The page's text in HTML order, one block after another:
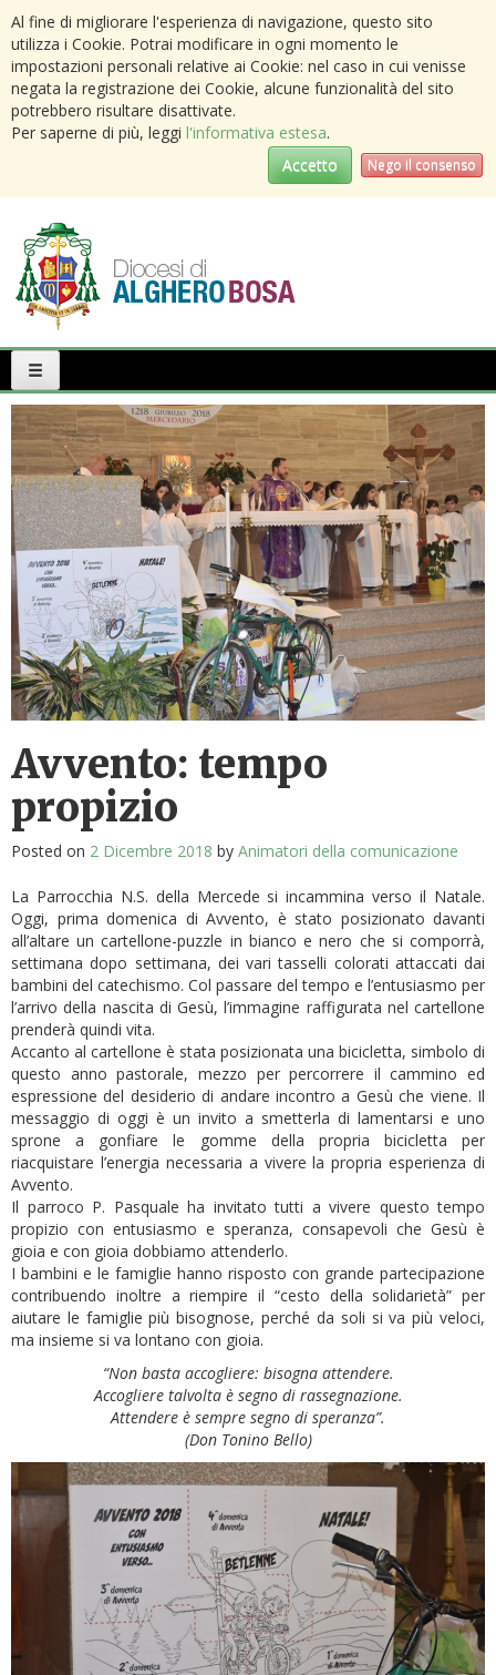
Al fine di migliorare l'esperienza di navigazione, questo sito
utilizza i Cookie. Potrai modificare in ogni momento le
impostazioni personali relative ai Cookie: nel caso in cui venisse
negata la registrazione dei Cookie, alcune funzionalità del sito
potrebbero risultare disattivate.
Per saperne di più, leggi l'informativa estesa.
Accetto
Nego il consenso
Menu
Avvento: tempo
propizio
Posted on 2 Dicembre 2018 by Animatori della comunicazione
La Parrocchia N.S. della Mercede si incammina verso il Natale.
Oggi, prima domenica di Avvento, è stato posizionato davanti
all’altare un cartellone-puzzle in bianco e nero che si comporrà,
settimana dopo settimana, dei vari tasselli colorati attaccati dai
bambini del catechismo. Col passare del tempo e l’entusiasmo per
l’arrivo della nascita di Gesù, l’immagine raffigurata nel cartellone
prenderà quindi vita.
Accanto al cartellone è stata posizionata una bicicletta, simbolo di
questo anno pastorale, mezzo per percorrere il cammino ed
espressione del desiderio di andare incontro a Gesù che viene. Il
messaggio di oggi è un invito a smetterla di lamentarsi e uno
sprone a gonfiare le gomme della propria bicicletta per
riacquistare l’energia necessaria a vivere la propria esperienza di
Avvento.
Il parroco P. Pasquale ha invitato tutti a vivere questo tempo
propizio con entusiasmo e speranza, consapevoli che Gesù è
gioia e con gioia dobbiamo attenderlo.
I bambini e le famiglie hanno risposto con grande partecipazione
contribuendo inoltre a riempire il “cesto della solidarietà” per
aiutare le famiglie più bisognose, perché da soli si va più veloci,
ma insieme si va lontano con gioia.
“Non basta accogliere: bisogna attendere.
Accogliere talvolta è segno di rassegnazione.
Attendere è sempre segno di speranza”.
(Don Tonino Bello)